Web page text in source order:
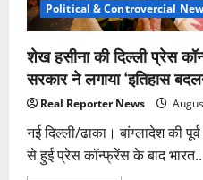
स्याही;
आरोपी
हिरासत
Political & Controvercial
शेख हसीना की दिल्ली प्रेस
सरकार ने लगाया ‘इतिहास
Real Reporter News
नई दिल्ली/ढाका। बांग्लादेश की
से हुई प्रेस कॉन्फ्रेंस के बाद